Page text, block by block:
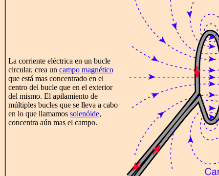
La corriente eléctrica en un bucle
circular, crea un campo magnético
que está mas concentrado en el
centro del bucle que en el exterior
del mismo. El apilamiento de
múltiples bucles que se lleva a cabo
en lo que llamamos solenóide,
concentra aún mas el campo.